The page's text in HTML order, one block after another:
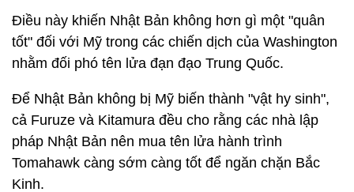
Điều này khiến Nhật Bản không hơn gì một "quân
tốt" đối với Mỹ trong các chiến dịch của Washington
nhằm đối phó tên lửa đạn đạo Trung Quốc.
Để Nhật Bản không bị Mỹ biến thành "vật hy sinh",
cả Furuze và Kitamura đều cho rằng các nhà lập
pháp Nhật Bản nên mua tên lửa hành trình
Tomahawk càng sớm càng tốt để ngăn chặn Bắc
Kinh.